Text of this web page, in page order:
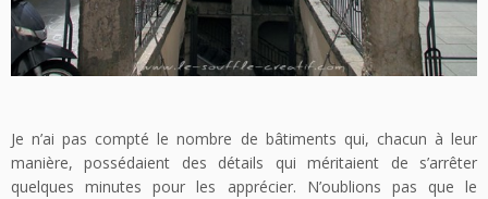
Je n’ai pas compté le nombre de bâtiments qui, chacun à leur
manière, possédaient des détails qui méritaient de s’arrêter
quelques minutes pour les apprécier. N’oublions pas que le